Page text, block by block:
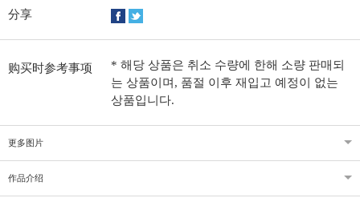
分享
购买时参考事项
* 해당 상품은 취소 수량에 한해 소량 판매되
는 상품이며, 품절 이후 재입고 예정이 없는
상품입니다.
更多图片
作品介绍